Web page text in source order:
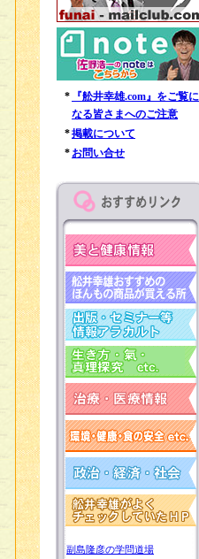
*
『舩井幸雄.com』をご覧に
なる皆さまへのご注意
*掲載について
* お問い合せ
副島隆彦の学問道場